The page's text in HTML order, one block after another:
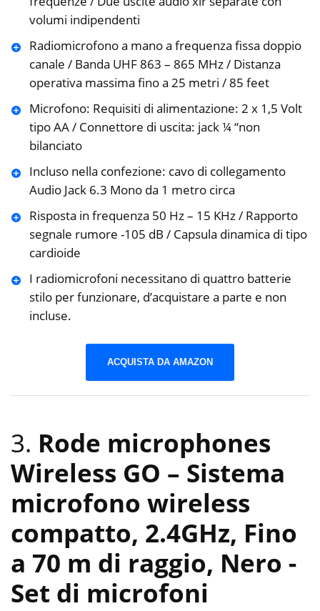
volumi indipendenti
Radiomicrofono a mano a frequenza fissa doppio
canale / Banda UHF 863 – 865 MHz / Distanza
operativa massima fino a 25 metri / 85 feet
Microfono: Requisiti di alimentazione: 2 x 1,5 Volt
tipo AA / Connettore di uscita: jack ¼ “non
bilanciato
Incluso nella confezione: cavo di collegamento
Audio Jack 6.3 Mono da 1 metro circa
Risposta in frequenza 50 Hz – 15 KHz / Rapporto
segnale rumore -105 dB / Capsula dinamica di tipo
cardioide
I radiomicrofoni necessitano di quattro batterie
stilo per funzionare, d’acquistare a parte e non
incluse.
ACQUISTA DA AMAZON
3. Rode microphones
Wireless GO – Sistema
microfono wireless
compatto, 2.4GHz, Fino
a 70 m di raggio, Nero -
Set di microfoni